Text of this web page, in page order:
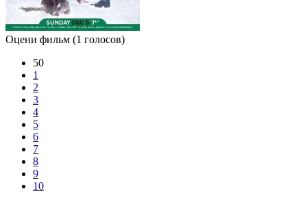
Оцени фильм (1 голосов)
50
1
2
3
4
5
6
7
8
9
10